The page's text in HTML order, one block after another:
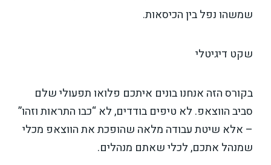
שמשהו נפל בין הכיסאות.
שקט דיגיטלי
בקורס הזה אנחנו בונים איתכם פלואו תפעולי שלם
סביב הווצאפ. לא טיפים בודדים, לא “כבו התראות וזהו”
– אלא שיטת עבודה מלאה שהופכת את הווצאפ מכלי
שמנהל אתכם, לכלי שאתם מנהלים.